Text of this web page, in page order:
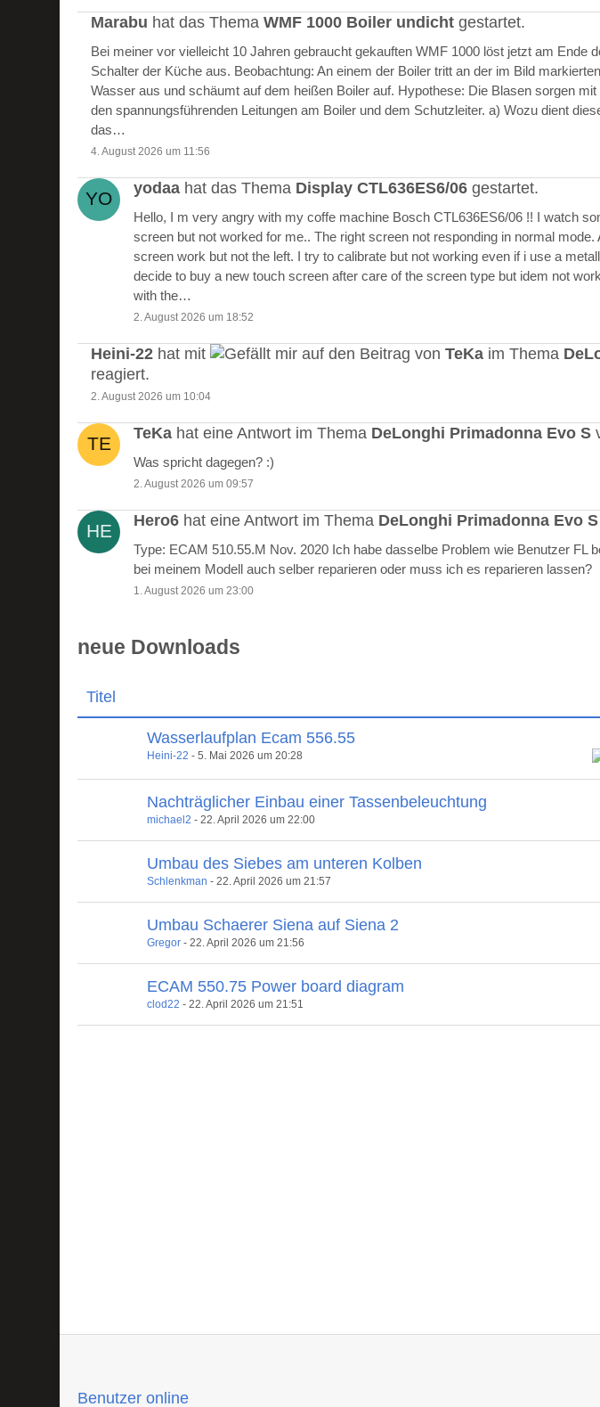
Marabu hat das ThemaWMF 1000 Boiler undicht gestartet.
Bei meiner vor vielleicht 10 Jahren gebraucht gekauften WMF 1000 löst jetzt am Ende
Schalter der Küche aus. Beobachtung: An einem der Boiler tritt an der im Bild
Wasser aus und schäumt auf dem heißen Boiler auf. Hypothese: Die Blasen sorgen
den spannungsführenden Leitungen am Boiler und dem Schutzleiter. a) Wozu dient
das…
4. August 2026 um 11:56
yodaa hat das Thema Display CTL636ES6/06 gestartet.
Hello, I m very angry with my coffe machine Bosch CTL636ES6/06 !! I watch
screen but not worked for me.. The right screen not responding in normal
screen work but not the left. I try to calibrate but not working even if i use a
decide to buy a new touch screen after care of the screen type but idem not
with the…
2. August 2026 um 18:52
Heini-22 hat mit auf den Beitrag vonTeKa im Thema
reagiert.
2. August 2026 um 10:04
TeKa hat eine Antwort im Thema DeLonghi Primadonna Evo S
Was spricht dagegen? :)
2. August 2026 um 09:57
Hero6 hat eine Antwort im Thema DeLonghi Primadonna Evo S
Type: ECAM 510.55.M Nov. 2020 Ich habe dasselbe Problem wie Benutzer FL
bei meinem Modell auch selber reparieren oder muss ich es reparieren lassen?
1. August 2026 um 23:00
neue Downloads
Titel
Wasserlaufplan Ecam 556.55
Heini-22 -5. Mai 2026 um 20:28
Nachträglicher Einbau einer Tassenbeleuchtung
michael2 -22. April 2026 um 22:00
Umbau des Siebes am unteren Kolben
Schlenkman -22. April 2026 um 21:57
Umbau Schaerer Siena auf Siena 2
Gregor -22. April 2026 um 21:56
ECAM 550.75 Power board diagram
clod22 -22. April 2026 um 21:51
Benutzer online